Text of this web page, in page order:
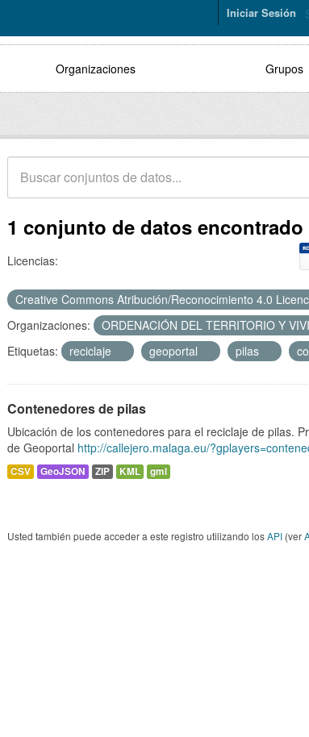
Iniciar Sesión
Organizaciones Grupos
1 conjunto de datos encontrado
Licencias:
Creative Commons Atribución/Reconocimiento 4.0
Organizaciones:
ORDENACIÓN DEL TERRITORIO Y
Etiquetas:
reciclaje geoportal pilas
Contenedores de pilas
Ubicación de los contenedores para el reciclaje de pilas.
de Geoportal http://callejero.malaga.eu/
CSV GeoJSON ZIP KML gml
Usted también puede acceder a este registro utilizando losAPI (ver